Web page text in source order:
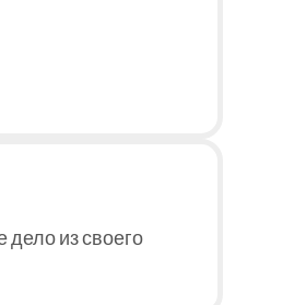
дело из своего